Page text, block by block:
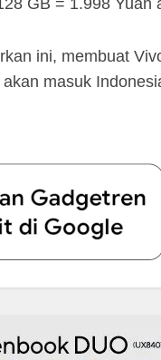
ini, membuat
masuk